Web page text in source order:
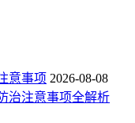
意事项 2026-08-08
治注意事项全解析